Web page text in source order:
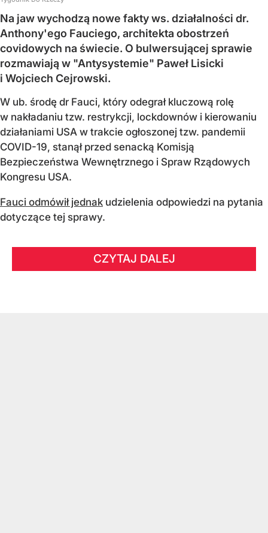
Na jaw wychodzą nowe fakty ws. działalności dr.
Anthony'ego Fauciego, architekta obostrzeń
covidowych na świecie. O bulwersującej sprawie
rozmawiają w "Antysystemie" Paweł Lisicki
i Wojciech Cejrowski.
W ub. środę dr Fauci, który odegrał kluczową rolę
w nakładaniu tzw. restrykcji, lockdownów i kierowaniu
działaniami USA w trakcie ogłoszonej tzw. pandemii
COVID-19, stanął przed senacką Komisją
Bezpieczeństwa Wewnętrznego i Spraw Rządowych
Kongresu USA.
Fauci odmówił jednak udzielenia odpowiedzi na pytania
dotyczące tej sprawy.
CZYTAJ DALEJ